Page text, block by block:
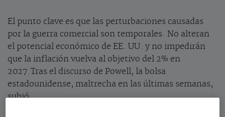
El punto clave es que las perturbaciones causadas
por la guerra comercial son temporales. No alteran
el potencial económico de EE. UU. y no impedirán
que la inflación vuelva al objetivo del 2% en
2027.Tras el discurso de Powell, la bolsa
estadounidense, maltrecha en las últimas semanas,
subió.